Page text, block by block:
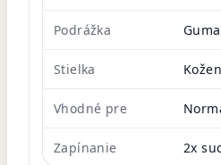
Podrážka Guma
Stielka
Vhodné pre
Zapínanie 2x